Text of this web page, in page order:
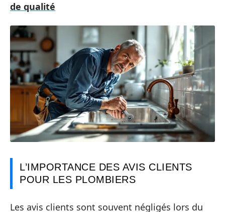
de qualité
L’IMPORTANCE DES AVIS CLIENTS
POUR LES PLOMBIERS
Les avis clients sont souvent négligés lors du